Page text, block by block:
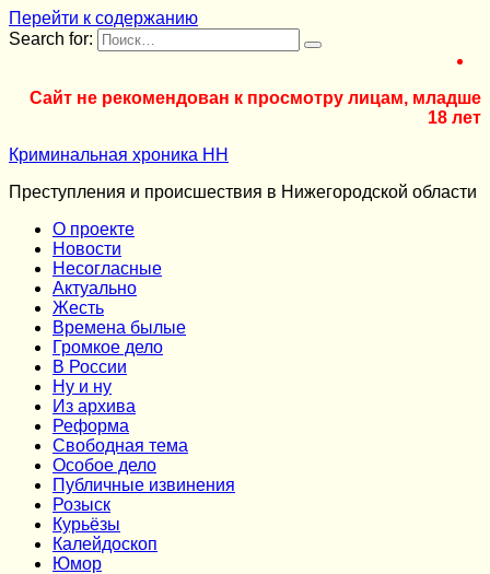
Перейти к содержанию
Search for:
Сайт не рекомендован к просмотру лицам, младше
18 лет
Криминальная хроника НН
Преступления и происшествия в Нижегородской области
О проекте
Новости
Несогласные
Актуально
Жесть
Времена былые
Громкое дело
В России
Ну и ну
Из архива
Реформа
Cвободная тема
Особое дело
Публичные извинения
Розыск
Курьёзы
Калейдоскоп
Юмор